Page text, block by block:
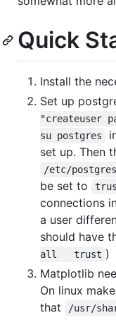
Quick
Install the
Set up
"createuser
su postgres
set up. Then
/etc/
be set to
connections
a user
should have
all   trust )
Matplotlib
On linux
that
/usr/